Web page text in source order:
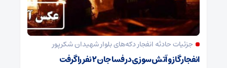
جزئیات حادثه انفجار دکه‌های بلوار شهیدان شکرپور
انفجار گاز و آتش‌سوزی در فسا جان ۲ نفر را گرفت